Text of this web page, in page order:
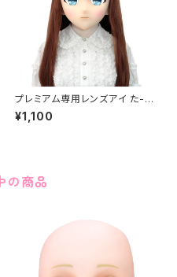
プレミアム専用レンズアイ た-ブ
ルー Premium Lens Eye TA
-Blue
¥1,100
の商品